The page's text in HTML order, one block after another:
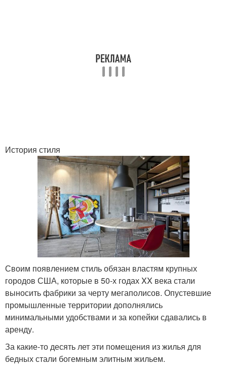
История стиля
Своим появлением стиль обязан властям крупных
городов США, которые в 50-х годах XX века стали
выносить фабрики за черту мегаполисов. Опустевшие
промышленные территории дополнялись
минимальными удобствами и за копейки сдавались в
аренду.
За какие-то десять лет эти помещения из жилья для
бедных стали богемным элитным жильем.